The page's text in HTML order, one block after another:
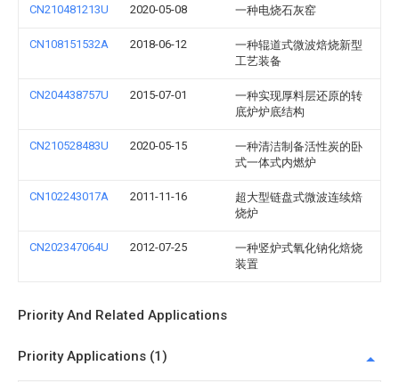
CN210481213U 2020-05-08 一种电烧石灰窑
CN108151532A 2018-06-12
一种辊道式微波焙烧新型
工艺装备
CN204438757U 2015-07-01
一种实现厚料层还原的转
底炉炉底结构
CN210528483U 2020-05-15
一种清洁制备活性炭的卧
式一体式内燃炉
CN102243017A 2011-11-16
超大型链盘式微波连续焙
烧炉
CN202347064U 2012-07-25
一种竖炉式氧化钠化焙烧
装置
Priority And Related Applications
Priority Applications (1)